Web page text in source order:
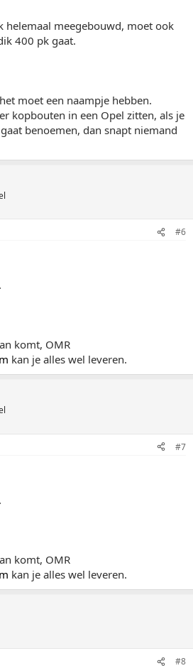
meegebouwd, moet ook
400 pk gaat.
moet een naampje hebben.
kopbouten in een Opel zitten, als je
benoemen, dan snapt niemand
#6
komt, OMR
kan je alles wel leveren.
#7
komt, OMR
kan je alles wel leveren.
#8